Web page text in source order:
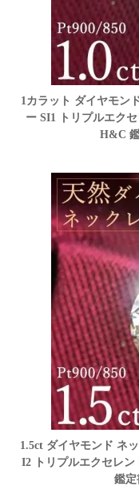
1カラット ダイヤモン
ー SI1 トリプルエク
H&C
1.5ct ダイヤモンド ネ
I2 トリプルエクセレ
鑑定